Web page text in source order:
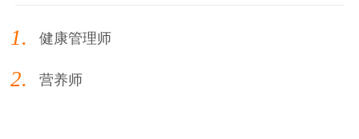
1. 健康管理师
2. 营养师